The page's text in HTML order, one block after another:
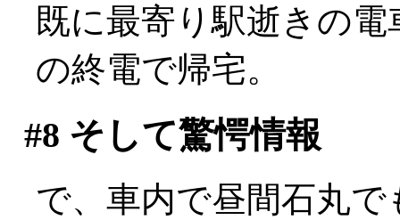
既に最寄り駅逝きの
の終電で帰宅。
#8 そして驚愕情報
で、車内で昼間石丸